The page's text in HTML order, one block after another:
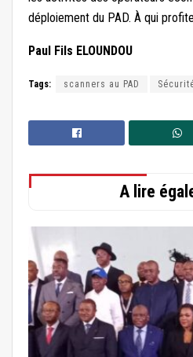
déploiement du PAD. À qui
Paul Fils ELOUNDOU
Tags: scanners au PAD
A lire